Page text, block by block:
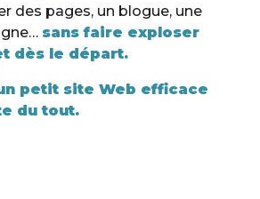
des pages, un blogue, une
sans faire exploser
dès le départ.
petit site Web efficace
du tout.